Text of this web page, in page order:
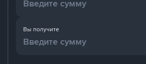
Вы получите